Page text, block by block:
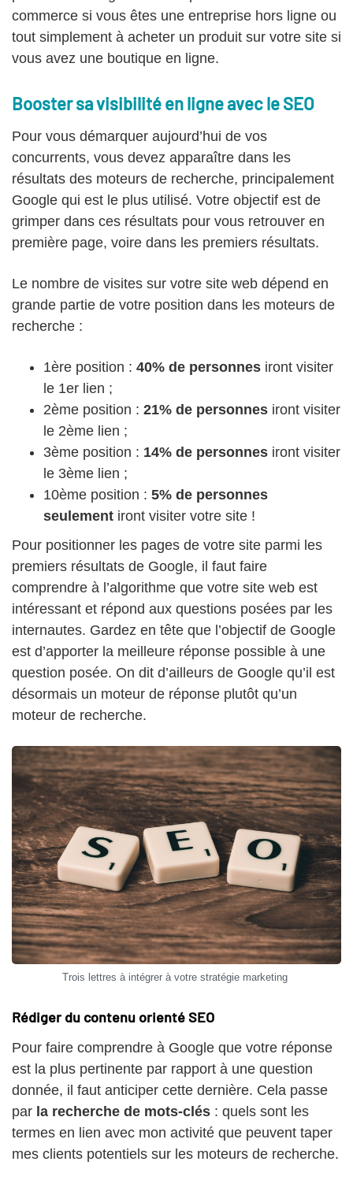
commerce si vous êtes une entreprise hors ligne ou
tout simplement à acheter un produit sur votre site si
vous avez une boutique en ligne.
Booster sa visibilité en ligne avec le SEO
Pour vous démarquer aujourd’hui de vos
concurrents, vous devez apparaître dans les
résultats des moteurs de recherche, principalement
Google qui est le plus utilisé. Votre objectif est de
grimper dans ces résultats pour vous retrouver en
première page, voire dans les premiers résultats.
Le nombre de visites sur votre site web dépend en
grande partie de votre position dans les moteurs de
recherche :
1ère position : 40% de personnes iront visiter
le 1er lien ;
2ème position : 21% de personnes iront visiter
le 2ème lien ;
3ème position : 14% de personnes iront visiter
le 3ème lien ;
10ème position : 5% de personnes
seulement iront visiter votre site !
Pour positionner les pages de votre site parmi les
premiers résultats de Google, il faut faire
comprendre à l’algorithme que votre site web est
intéressant et répond aux questions posées par les
internautes. Gardez en tête que l’objectif de Google
est d’apporter la meilleure réponse possible à une
question posée. On dit d’ailleurs de Google qu’il est
désormais un moteur de réponse plutôt qu’un
moteur de recherche.
Trois lettres à intégrer à votre stratégie marketing
Rédiger du contenu orienté SEO
Pour faire comprendre à Google que votre réponse
est la plus pertinente par rapport à une question
donnée, il faut anticiper cette dernière. Cela passe
par la recherche de mots-clés : quels sont les
termes en lien avec mon activité que peuvent taper
mes clients potentiels sur les moteurs de recherche.